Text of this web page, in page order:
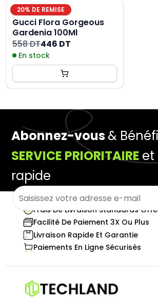
20% DE REMISE
Gucci Flora Gorgeous
Gardenia 100Ml
558 DT446 DT
En stock
Abonnez-vous&
SERVICE PRIORITAIRE et
rapide
Frais De Livraison Standards
Facilité De Paiement 3X Ou Plus
Livraison Rapide Et Garantie
Paiements En Ligne Sécurisés